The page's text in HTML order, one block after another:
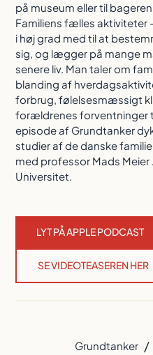
på museum eller til
Familiens fælles aktiviteter
i høj grad med til at
sig, og lægger på mange
senere liv. Man taler om
blanding af
forbrug, følelsesmæssigt
forældrenes forventninger
episode af Grundtanker
studier af de danske
med professor Mads
Universitet.
LYT PÅ APPLE PODCAST
SE VIDEOTEASEREN HER
Grundtanker /